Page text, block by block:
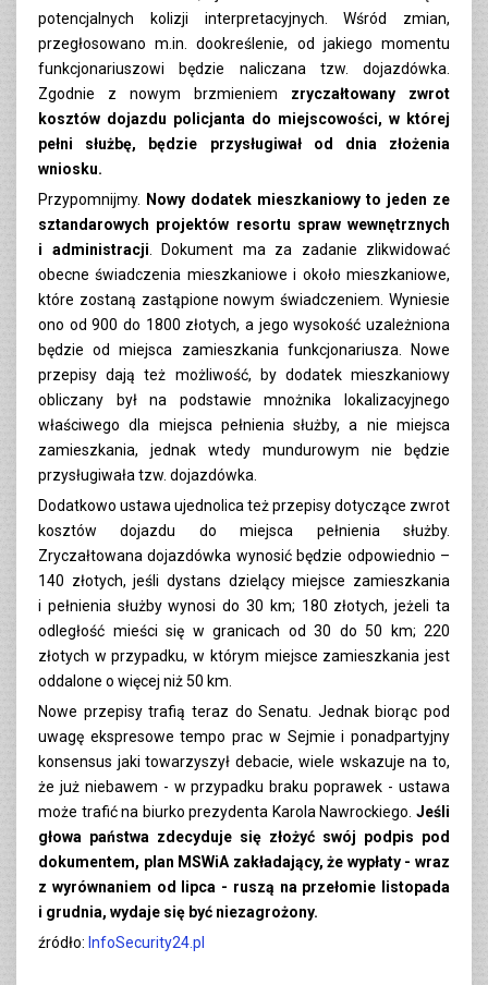
potencjalnych kolizji interpretacyjnych. Wśród zmian,
przegłosowano m.in. dookreślenie, od jakiego momentu
funkcjonariuszowi będzie naliczana tzw. dojazdówka.
Zgodnie z nowym brzmieniem zryczałtowany zwrot
kosztów dojazdu policjanta do miejscowości, w której
pełni służbę, będzie przysługiwał od dnia złożenia
wniosku.
Przypomnijmy.
Nowy dodatek mieszkaniowy to jeden ze
sztandarowych projektów resortu spraw wewnętrznych
i administracji . Dokument ma za zadanie zlikwidować
obecne świadczenia mieszkaniowe i około mieszkaniowe,
które zostaną zastąpione nowym świadczeniem. Wyniesie
ono od 900 do 1800 złotych, a jego wysokość uzależniona
będzie od miejsca zamieszkania funkcjonariusza. Nowe
przepisy dają też możliwość, by dodatek mieszkaniowy
obliczany był na podstawie mnożnika lokalizacyjnego
właściwego dla miejsca pełnienia służby, a nie miejsca
zamieszkania, jednak wtedy mundurowym nie będzie
przysługiwała tzw. dojazdówka.
Dodatkowo ustawa ujednolica też przepisy dotyczące zwrot
kosztów dojazdu do miejsca pełnienia służby.
Zryczałtowana dojazdówka wynosić będzie odpowiednio –
140 złotych, jeśli dystans dzielący miejsce zamieszkania
i pełnienia służby wynosi do 30 km; 180 złotych, jeżeli ta
odległość mieści się w granicach od 30 do 50 km; 220
złotych w przypadku, w którym miejsce zamieszkania jest
oddalone o więcej niż 50 km.
Nowe przepisy trafią teraz do Senatu. Jednak biorąc pod
uwagę ekspresowe tempo prac w Sejmie i ponadpartyjny
konsensus jaki towarzyszył debacie, wiele wskazuje na to,
że już niebawem - w przypadku braku poprawek - ustawa
może trafić na biurko prezydenta Karola Nawrockiego. Jeśli
głowa państwa zdecyduje się złożyć swój podpis pod
dokumentem, plan MSWiA zakładający, że wypłaty - wraz
z wyrównaniem od lipca - ruszą na przełomie listopada
i grudnia, wydaje się być niezagrożony.
źródło: InfoSecurity24.pl